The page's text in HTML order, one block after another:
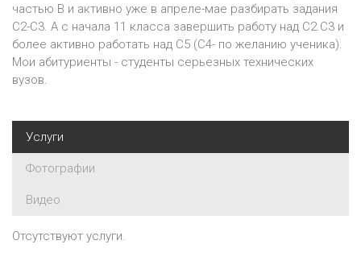
частью B и активно уже в апреле-мае разбирать задания
С2-С3. А с начала 11 класса завершить работу над С2.С3 и
более активно работать над С5 (С4- по желанию ученика).
Мои абитуриенты - студенты серьезных технических
вузов.
Услуги
Фотографии
Видео
Отсутствуют услуги.